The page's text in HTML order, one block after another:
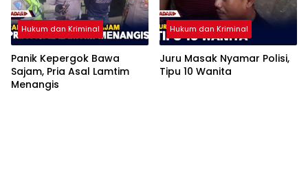
Hukum dan Kriminal
Panik Kepergok Bawa
Sajam, Pria Asal Lamtim
Menangis
Hukum dan Kriminal
Juru Masak Nyamar Polisi,
Tipu 10 Wanita